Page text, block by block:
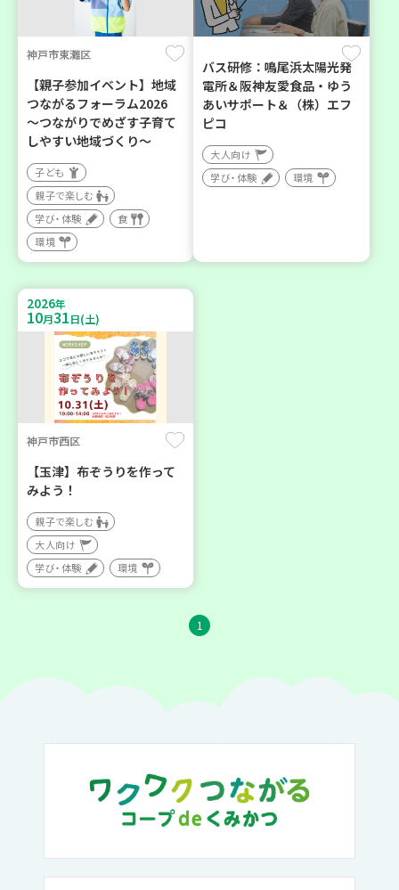
神戸市東灘区
【親子参加イベント】地域
つながるフォーラム2026
～つながりでめざす子育て
しやすい地域づくり～
子ども
親子で楽しむ
学び・体験
食
環境
バス研修：鳴尾浜太陽光発
電所＆阪神友愛食品・ゆう
あいサポート＆（株）エフ
ピコ
大人向け
学び・体験
環境
2026年
10月31日(土)
神戸市西区
【玉津】布ぞうりを作って
みよう！
親子で楽しむ
大人向け
学び・体験
環境
1